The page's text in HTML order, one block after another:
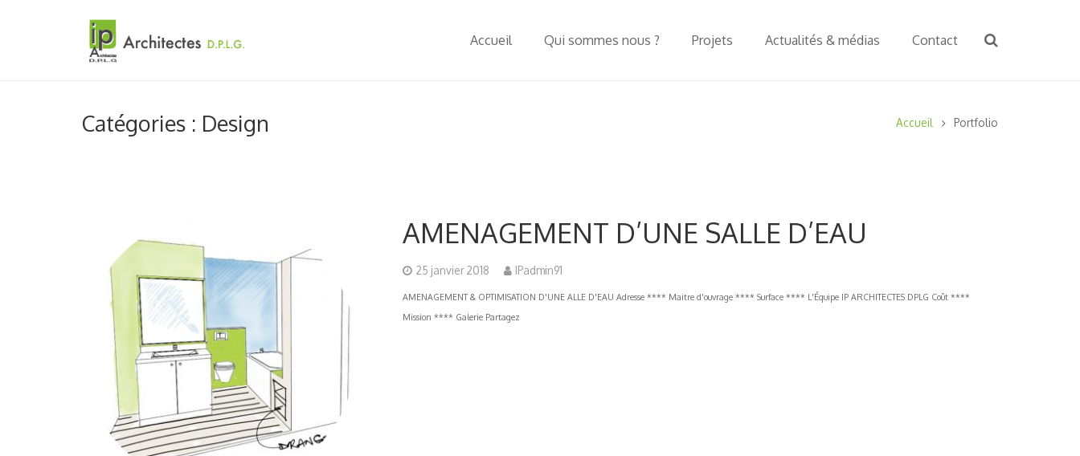
Accueil Qui sommes nous ? Projets Actualités & médias Contact
Catégories : Design Accueil Portfolio
AMENAGEMENT D’UNE SALLE D’EAU
25 janvier 2018 IPadmin91
AMENAGEMENT & OPTIMISATION D'UNE ALLE D'EAU Adresse **** Maitre d'ouvrage **** Surface **** L'Équipe IP ARCHITECTES DPLG Coût ****
Mission **** Galerie Partagez